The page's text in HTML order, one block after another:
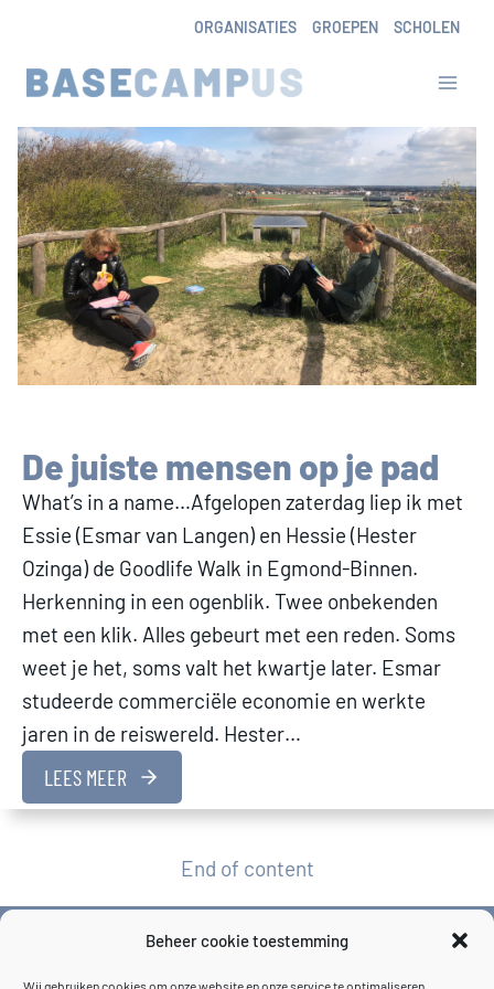
Beheer cookie toestemming
Wij gebruiken cookies om onze website en onze service te optimaliseren.
content
ORGANISATIES GROEPEN SCHOLEN
De juiste mensen op je pad
What’s in a name…Afgelopen zaterdag liep ik met
Essie (Esmar van Langen) en Hessie (Hester
Ozinga) de Goodlife Walk in Egmond-Binnen.
Herkenning in een ogenblik. Twee onbekenden
met een klik. Alles gebeurt met een reden. Soms
weet je het, soms valt het kwartje later. Esmar
studeerde commerciële economie en werkte
jaren in de reiswereld. Hester…
LEES MEER
End of content